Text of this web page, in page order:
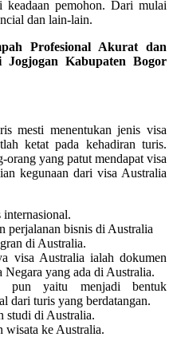
pemohon. Dari mulai
dan lain-lain.
Profesional Akurat dan
Kabupaten Bogor
mesti menentukan jenis visa
ketat pada kehadiran turis.
yang patut mendapat visa
kegunaan dari visa Australia
internasional.
perjalanan bisnis di Australia
di Australia.
visa Australia ialah dokumen
yang ada di Australia.
pun yaitu menjadi bentuk
dari turis yang berdatangan.
studi di Australia.
wisata ke Australia.